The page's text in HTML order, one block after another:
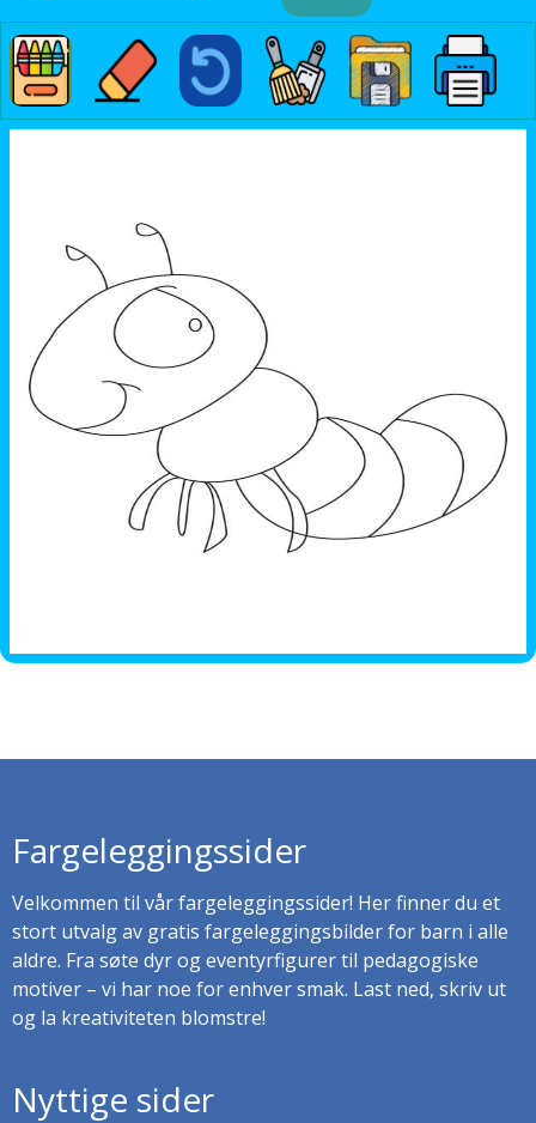
Fargeleggingssider
Velkommen til vår fargeleggingssider! Her finner du et
stort utvalg av gratis fargeleggingsbilder for barn i alle
aldre. Fra søte dyr og eventyrfigurer til pedagogiske
motiver – vi har noe for enhver smak. Last ned, skriv ut
og la kreativiteten blomstre!
Nyttige sider